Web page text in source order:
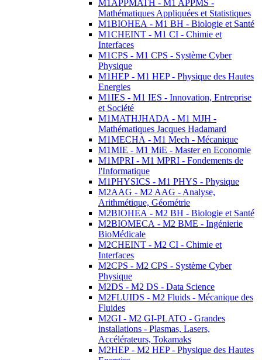
M1APPMATH - M1 APPMS -
Mathématiques Appliquées et Statistiques
M1BIOHEA - M1 BH - Biologie et Santé
M1CHEINT - M1 CI - Chimie et
Interfaces
M1CPS - M1 CPS - Système Cyber
Physique
M1HEP - M1 HEP - Physique des Hautes
Energies
M1IES - M1 IES - Innovation, Entreprise
et Société
M1MATHJHADA - M1 MJH -
Mathématiques Jacques Hadamard
M1MECHA - M1 Mech - Mécanique
M1MIE - M1 MiE - Master en Economie
M1MPRI - M1 MPRI - Fondements de
l'Informatique
M1PHYSICS - M1 PHYS - Physique
M2AAG - M2 AAG - Analyse,
Arithmétique, Géométrie
M2BIOHEA - M2 BH - Biologie et Santé
M2BIOMECA - M2 BME - Ingénierie
BioMédicale
M2CHEINT - M2 CI - Chimie et
Interfaces
M2CPS - M2 CPS - Système Cyber
Physique
M2DS - M2 DS - Data Science
M2FLUIDS - M2 Fluids - Mécanique des
Fluides
M2GI - M2 GI-PLATO - Grandes
installations - Plasmas, Lasers,
Accélérateurs, Tokamaks
M2HEP - M2 HEP - Physique des Hautes